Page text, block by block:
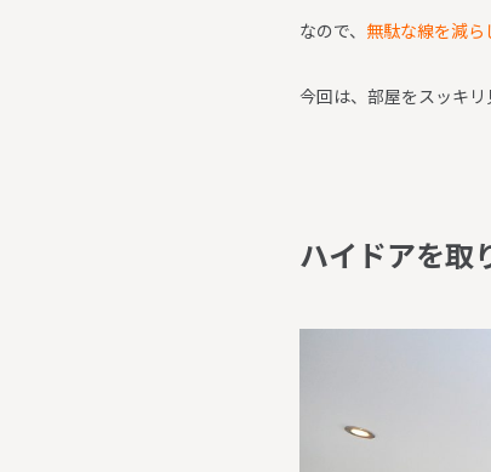
なので、 無駄な線を減
今回は、部屋をスッキ
ハイ ドアを取